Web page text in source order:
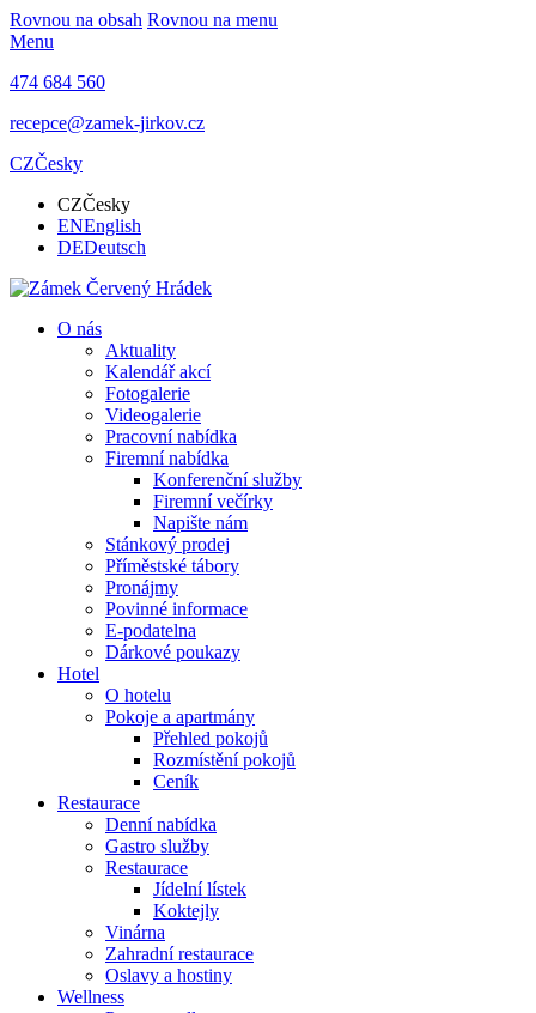
Rovnou na obsah Rovnou na menu
Menu
474 684 560
recepce@zamek-jirkov.cz
CZČesky
CZČesky
ENEnglish
DEDeutsch
O nás
Aktuality
Kalendář akcí
Fotogalerie
Videogalerie
Pracovní nabídka
Firemní nabídka
Konferenční služby
Firemní večírky
Napište nám
Stánkový prodej
Příměstské tábory
Pronájmy
Povinné informace
E-podatelna
Dárkové poukazy
Hotel
O hotelu
Pokoje a apartmány
Přehled pokojů
Rozmístění pokojů
Ceník
Restaurace
Denní nabídka
Gastro služby
Restaurace
Jídelní lístek
Koktejly
Vinárna
Zahradní restaurace
Oslavy a hostiny
Wellness